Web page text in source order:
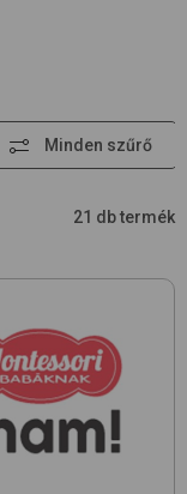
Minden szűrő
21 db termék